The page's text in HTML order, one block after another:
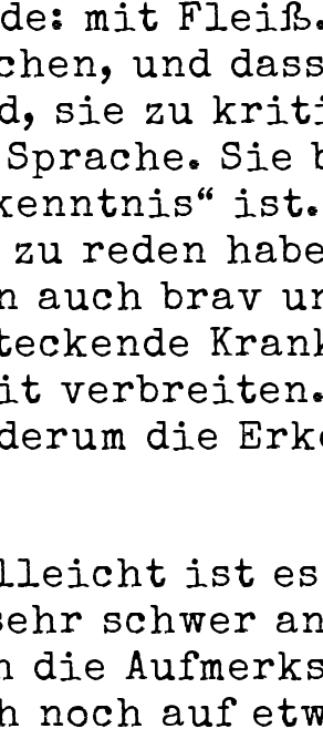
mit
und
sie zu
Sie
ist.
reden
auch brav
die
ist es
schwer
die
noch auf